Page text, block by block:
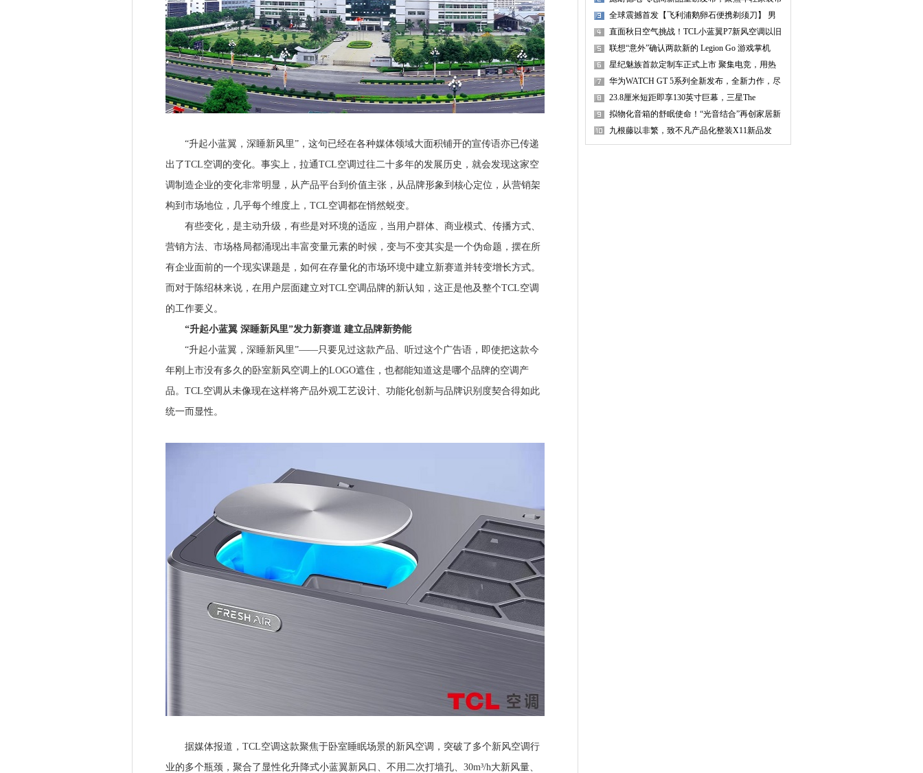
“升起小蓝翼，深睡新风里”，这句已经在各种媒体领域大面积铺开的宣传语亦已传递
出了TCL空调的变化。事实上，拉通TCL空调过往二十多年的发展历史，就会发现这家空
调制造企业的变化非常明显，从产品平台到价值主张，从品牌形象到核心定位，从营销架
构到市场地位，几乎每个维度上，TCL空调都在悄然蜕变。
有些变化，是主动升级，有些是对环境的适应，当用户群体、商业模式、传播方式、
营销方法、市场格局都涌现出丰富变量元素的时候，变与不变其实是一个伪命题，摆在所
有企业面前的一个现实课题是，如何在存量化的市场环境中建立新赛道并转变增长方式。
而对于陈绍林来说，在用户层面建立对TCL空调品牌的新认知，这正是他及整个TCL空调
的工作要义。
“升起小蓝翼 深睡新风里”发力新赛道 建立品牌新势能
“升起小蓝翼，深睡新风里”——只要见过这款产品、听过这个广告语，即使把这款今
年刚上市没有多久的卧室新风空调上的LOGO遮住，也都能知道这是哪个品牌的空调产
品。TCL空调从未像现在这样将产品外观工艺设计、功能化创新与品牌识别度契合得如此
统一而显性。
据媒体报道，TCL空调这款聚焦于卧室睡眠场景的新风空调，突破了多个新风空调行
业的多个瓶颈，聚合了显性化升降式小蓝翼新风口、不用二次打墙孔、30m³/h大新风量、
场推
全球震撼首发【飞利浦鹅卵石便携剃须刀】 男
人秒
直面秋日空气挑战！TCL小蓝翼P7新风空调以旧
换新
联想“意外”确认两款新的 Legion Go 游戏掌机
星纪魅族首款定制车正式上市 聚集电竞，用热
爱
华为WATCH GT 5系列全新发布，全新力作，尽
显锋芒
23.8厘米短距即享130英寸巨幕，三星The
Premier
拟物化音箱的舒眠使命！“光音结合”再创家居新
玩
九根藤以非繁，致不凡产品化整装X11新品发
布，唤